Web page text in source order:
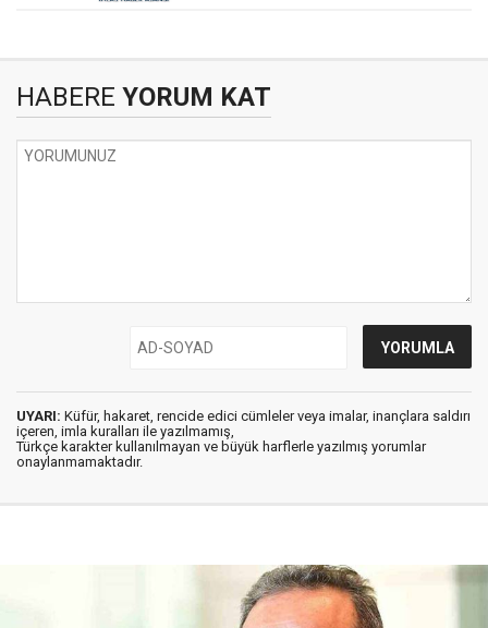
HABERE YORUM KAT
UYARI: Küfür, hakaret, rencide edici cümleler veya imalar, inançlara saldırı
içeren, imla kuralları ile yazılmamış,
Türkçe karakter kullanılmayan ve büyük harflerle yazılmış yorumlar
onaylanmamaktadır.